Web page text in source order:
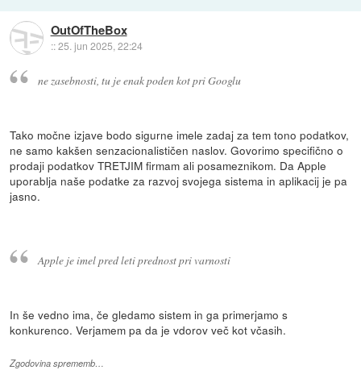
OutOfTheBox
::25. jun 2025, 22:24
ne zasebnosti, tu je enak poden kot pri Googlu
Tako močne izjave bodo sigurne imele zadaj za tem tono podatkov,
ne samo kakšen senzacionalističen naslov. Govorimo specifično o
prodaji podatkov TRETJIM firmam ali posameznikom. Da Apple
uporablja naše podatke za razvoj svojega sistema in aplikacij je pa
jasno.
Apple je imel pred leti prednost pri varnosti
In še vedno ima, če gledamo sistem in ga primerjamo s
konkurenco. Verjamem pa da je vdorov več kot včasih.
Zgodovina sprememb…